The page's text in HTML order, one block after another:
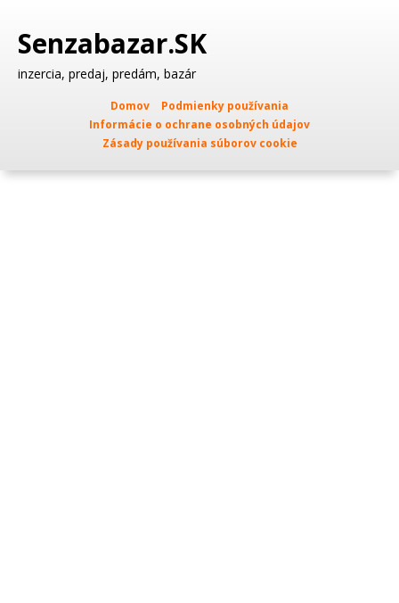
Senzabazar.SK
inzercia, predaj, predám, bazár
Domov
Podmienky používania
Informácie o ochrane osobných údajov
Zásady používania súborov cookie